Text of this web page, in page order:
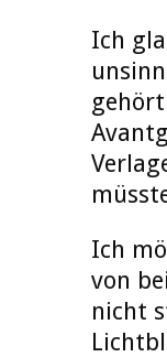
Ich
Ich
von
nicht